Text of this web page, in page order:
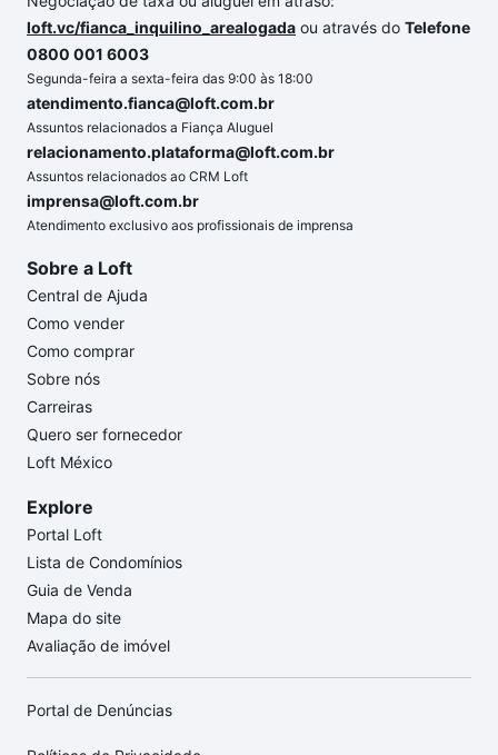
loft.vc/fianca_inquilino_arealogada ou através do Telefone
0800 001 6003
Segunda-feira a sexta-feira das 9:00 às 18:00
atendimento.fianca@loft.com.br
Assuntos relacionados a Fiança Aluguel
relacionamento.plataforma@loft.com.br
Assuntos relacionados ao CRM Loft
imprensa@loft.com.br
Atendimento exclusivo aos profissionais de imprensa
Sobre a Loft
Central de Ajuda
Como vender
Como comprar
Sobre nós
Carreiras
Quero ser fornecedor
Loft México
Explore
Portal Loft
Lista de Condomínios
Guia de Venda
Mapa do site
Avaliação de imóvel
Portal de Denúncias